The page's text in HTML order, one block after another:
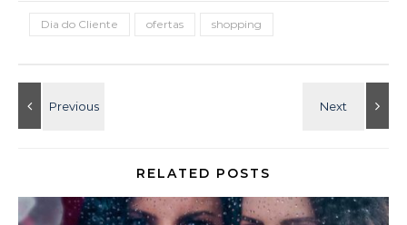
Dia do Cliente ofertas shopping
RELATED POSTS